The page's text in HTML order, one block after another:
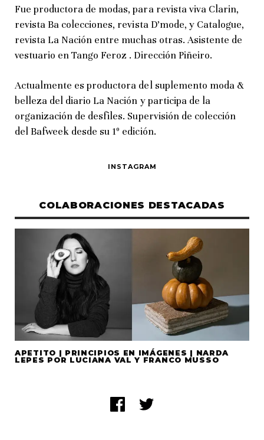
Fue productora de modas, para revista viva Clarin,
revista Ba colecciones, revista D’mode, y Catalogue,
revista La Nación entre muchas otras. Asistente de
vestuario en Tango Feroz . Dirección Piñeiro.
Actualmente es productora del suplemento moda &
belleza del diario La Nación y participa de la
organización de desfiles. Supervisión de colección
del Bafweek desde su 1º edición.
INSTAGRAM
COLABORACIONES DESTACADAS
APETITO | PRINCIPIOS EN IMÁGENES | NARDA
LEPES POR LUCIANA VAL Y FRANCO MUSSO